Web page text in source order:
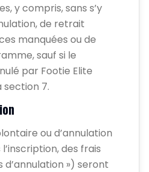
y compris, sans s’y
de retrait
manquées ou de
sauf si le
par Footie Elite
7.
ou d’annulation
des frais
d’annulation ») seront